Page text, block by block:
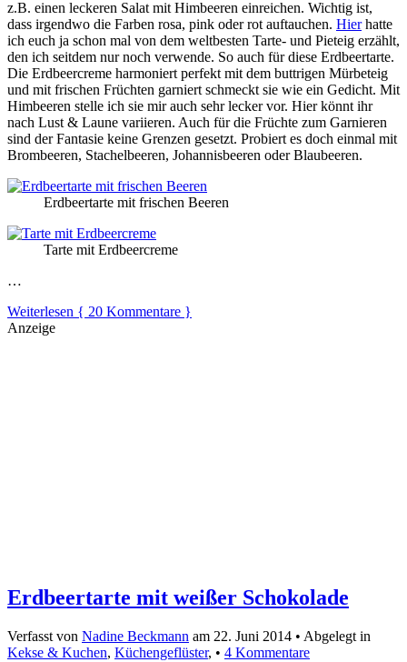
z.B. einen leckeren Salat mit Himbeeren einreichen. Wichtig ist,
dass irgendwo die Farben rosa, pink oder rot auftauchen. Hierhatte
ich euch ja schon mal von dem weltbesten Tarte- und Pieteig erzählt,
den ich seitdem nur noch verwende. So auch für diese Erdbeertarte.
Die Erdbeercreme harmoniert perfekt mit dem buttrigen Mürbeteig
und mit frischen Früchten garniert schmeckt sie wie ein Gedicht. Mit
Himbeeren stelle ich sie mir auch sehr lecker vor. Hier könnt ihr
nach Lust & Laune variieren. Auch für die Früchte zum Garnieren
sind der Fantasie keine Grenzen gesetzt. Probiert es doch einmal mit
Brombeeren, Stachelbeeren, Johannisbeeren oder Blaubeeren.
Erdbeertarte mit frischen Beeren
Tarte mit Erdbeercreme
…
Weiterlesen { 20 Kommentare }
Anzeige
Erdbeertarte mit weißer Schokolade
Verfasst von Nadine Beckmann am 22. Juni 2014 • Abgelegt in
Kekse & Kuchen, Küchengeflüster, • 4 Kommentare